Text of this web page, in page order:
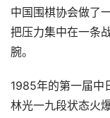
中国围棋协会做了
把压力集中在一条
腕。
1985年的第一届中
林光一九段状态火